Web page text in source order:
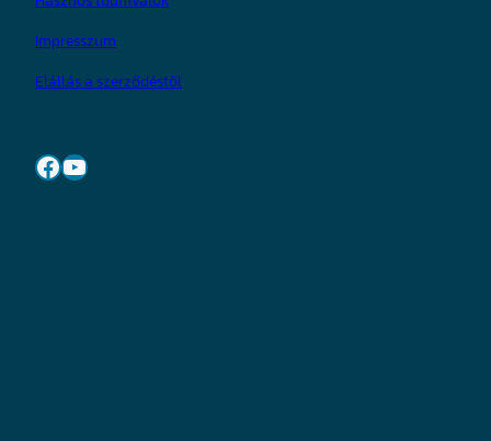
Impresszum
Elállás a szerződéstől
Facebook YouTube